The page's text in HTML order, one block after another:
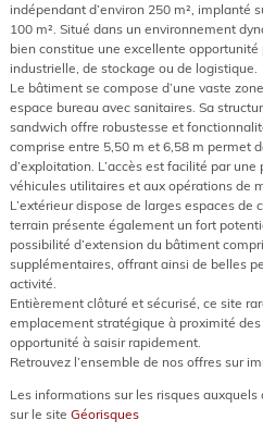
indépendant d’environ 250 m², implanté
100 m². Situé dans un environnement
bien constitue une excellente
industrielle, de stockage ou de logistique.
Le bâtiment se compose d’une vaste
espace bureau avec sanitaires. Sa
sandwich offre robustesse et
comprise entre 5,50 m et 6,58 m permet
d’exploitation. L’accès est facilité par
véhicules utilitaires et aux opérations de
L’extérieur dispose de larges espaces
terrain présente également un fort
possibilité d’extension du bâtiment
supplémentaires, offrant ainsi de belles
activité.
Entièrement clôturé et sécurisé, ce site
emplacement stratégique à proximité
opportunité à saisir rapidement.
Retrouvez l’ensemble de nos offres sur
Les informations sur les risques
sur le site Géorisques